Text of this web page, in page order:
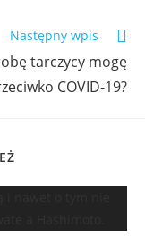
Następny wpis
tarczycy mogę
COVID-19?